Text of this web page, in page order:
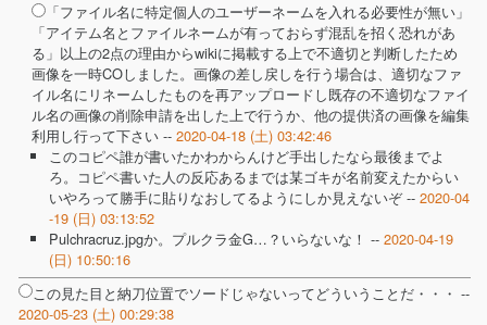
「ファイル名に特定個人のユーザーネームを入れる必要性が無い」
「アイテム名とファイルネームが有っておらず混乱を招く恐れがあ
る」以上の2点の理由からwikiに掲載する上で不適切と判断したため
画像を一時COしました。画像の差し戻しを行う場合は、適切なファ
イル名にリネームしたものを再アップロードし既存の不適切なファイ
ル名の画像の削除申請を出した上で行うか、他の提供済の画像を編集
利用し行って下さい -- 2020-04-18 (土) 03:42:46
このコピペ誰が書いたかわからんけど手出したなら最後までよ
ろ。コピペ書いた人の反応あるまでは某ゴキが名前変えたからい
いやろって勝手に貼りなおしてるようにしか見えないぞ -- 2020-04
-19 (日) 03:13:52
Pulchracruz.jpgか。プルクラ金G…？いらないな！ -- 2020-04-19
(日) 10:50:16
この見た目と納刀位置でソードじゃないってどういうことだ・・・ --
2020-05-23 (土) 00:29:38